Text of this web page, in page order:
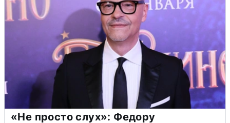
«Не просто слух»: Федору